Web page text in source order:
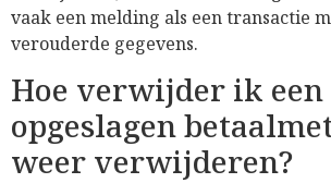
vaak een melding als een transactie
verouderde gegevens.
Hoe verwijder ik een
opgeslagen
weer verwijderen?